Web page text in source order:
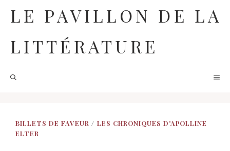
contenu
LE PAVILLON DE LA
LITTÉRATURE
BILLETS DE FAVEUR / LES CHRONIQUES D'APOLLINE
ELTER